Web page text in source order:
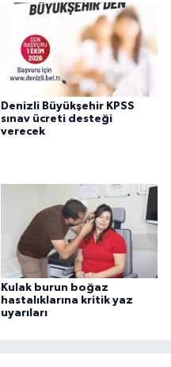
Denizli Büyükşehir KPSS
sınav ücreti desteği
verecek
Kulak burun boğaz
hastalıklarına kritik yaz
uyarıları